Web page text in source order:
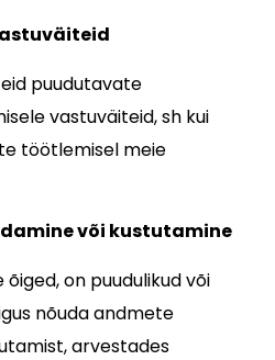
puudutavate
vastuväiteid, sh kui
töötlemisel meie
või kustutamine
on puudulikud või
nõuda andmete
arvestades